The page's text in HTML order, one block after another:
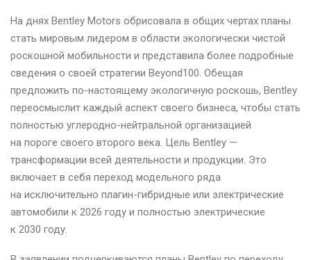
На днях Bentley Motors обрисовала в общих чертах планы
стать мировым лидером в области экологически чистой
роскошной мобильности и представила более подробные
сведения о своей стратегии Beyond100. Обещая
предложить по-настоящему экологичную роскошь, Bentley
переосмыслит каждый аспект своего бизнеса, чтобы стать
полностью углеродно-нейтральной организацией
на пороге своего второго века. Цель Bentley —
трансформации всей деятельности и продукции. Это
включает в себя переход модельного ряда
на исключительно плагин-гибридные или электрические
автомобили к 2026 году и полностью электрические
к 2030 году.